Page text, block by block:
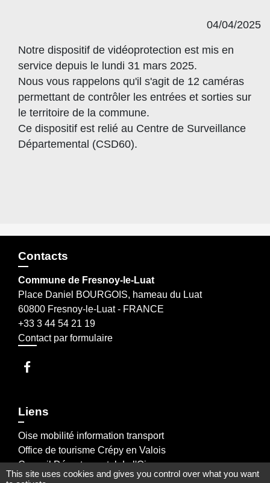
04/04/2025
Notre dispositif de vidéoprotection est mis en
service depuis le lundi 31 mars 2025.
Nous vous rappelons qu'il s'agit de 12 caméras
permettant de contrôler les entrées et sorties sur
le territoire de la commune.
Ce dispositif est relié au Centre de Surveillance
Départemental (CSD60).
Contacts
Commune de Fresnoy-le-Luat
Place Daniel BOURGOIS, hameau du Luat
60800 Fresnoy-le-Luat - FRANCE
+33 3 44 54 21 19
Contact par formulaire
Liens
Oise mobilité information transport
Office de tourisme Crépy en Valois
Conseil Départemental de l'Oise
Communauté de Communes du Pays de Valois
This site uses cookies and gives you control over what you want